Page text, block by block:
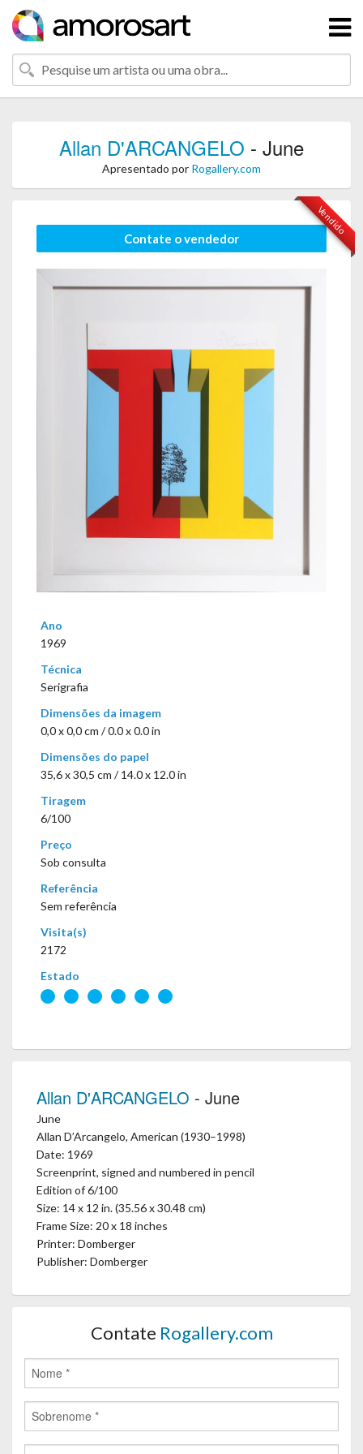
Allan D'ARCANGELO - June
Apresentado por Rogallery.com
Vendido
Contate o vendedor
Ano
1969
Técnica
Serigrafia
Dimensões da imagem
0,0 x 0,0 cm / 0.0 x 0.0 in
Dimensões do papel
35,6 x 30,5 cm / 14.0 x 12.0 in
Tiragem
6/100
Preço
Sob consulta
Referência
Sem referência
Visita(s)
2172
Estado
Allan D'ARCANGELO - June
June
Allan D’Arcangelo, American (1930–1998)
Date: 1969
Screenprint, signed and numbered in pencil
Edition of 6/100
Size: 14 x 12 in. (35.56 x 30.48 cm)
Frame Size: 20 x 18 inches
Printer: Domberger
Publisher: Domberger
Contate Rogallery.com